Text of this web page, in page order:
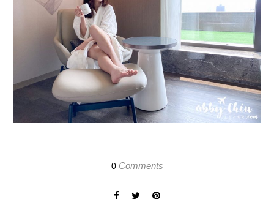
0Comments